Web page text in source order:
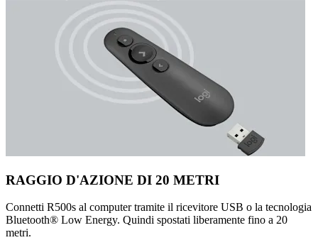
RAGGIO D'AZIONE DI 20 METRI
Connetti R500s al computer tramite il ricevitore USB o la tecnologia
Bluetooth® Low Energy. Quindi spostati liberamente fino a 20
metri.